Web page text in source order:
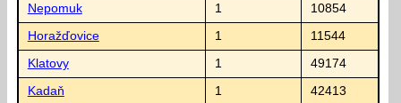
Nepomuk 1 10854
Horažďovice 1 11544
Klatovy 1 49174
Kadaň 1 42413